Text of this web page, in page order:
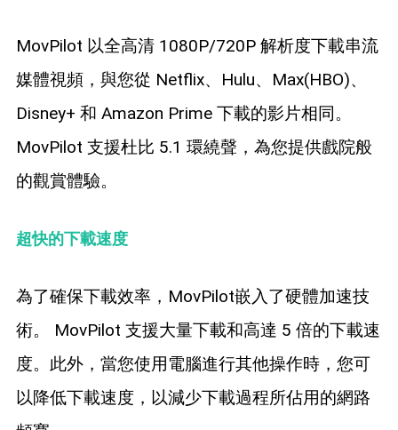
MovPilot 以全高清 1080P/720P 解析度下載串流
媒體視頻，與您從 Netflix、Hulu、Max(HBO)、
Disney+ 和 Amazon Prime 下載的影片相同。
MovPilot 支援杜比 5.1 環繞聲，為您提供戲院般
的觀賞體驗。
超快的下載速度
為了確保下載效率，MovPilot嵌入了硬體加速技
術。 MovPilot 支援大量下載和高達 5 倍的下載速
度。此外，當您使用電腦進行其他操作時，您可
以降低下載速度，以減少下載過程所佔用的網路